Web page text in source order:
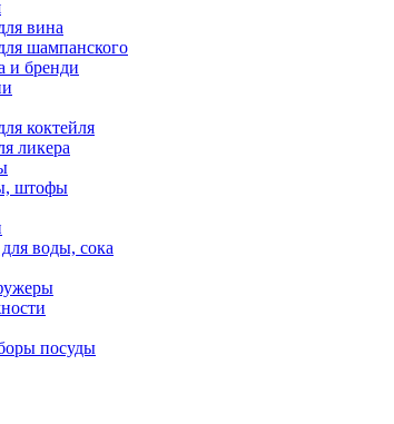
вина
шампанского
и бренди
коктейля
ликера
штофы
воды, сока
посуды